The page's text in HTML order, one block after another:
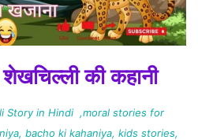
की कहानी
Story in Hindi ,moral stories for
bacho ki kahaniya, kids stories,